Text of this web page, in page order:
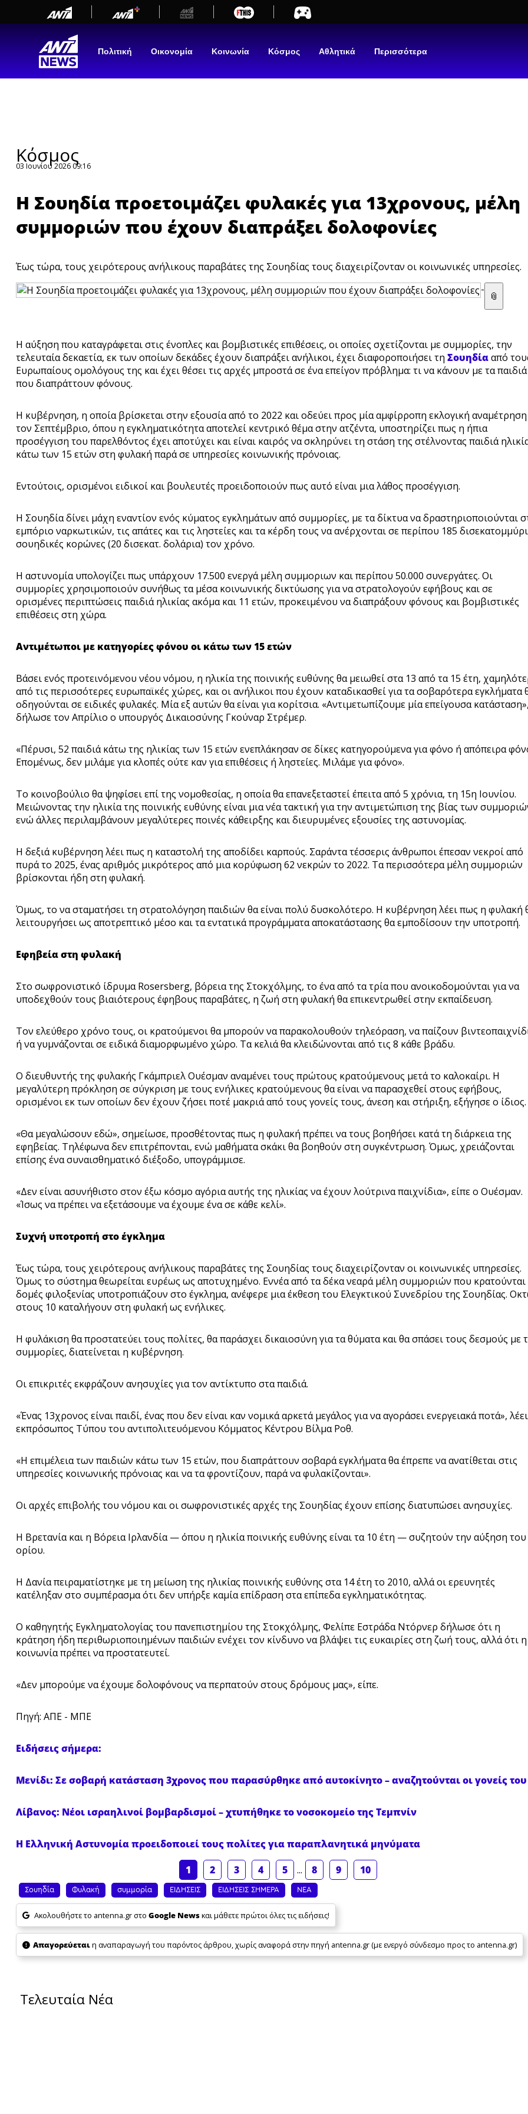
newbeta.ant1news.gr
Πολιτική Οικονομία Κοινωνία Κόσμος Αθλητικά Περισσότερα
Κόσμος
03 Ιουνίου 2026 09:16
Η Σουηδία προετοιμάζει φυλακές για 13χρονους, μέλη
συμμοριών που έχουν διαπράξει δολοφονίες
Έως τώρα, τους χειρότερους ανήλικους παραβάτες της Σουηδίας τους διαχειρίζονταν οι κοινωνικές υπηρεσίες.
-
📎
Η αύξηση που καταγράφεται στις ένοπλες και βομβιστικές επιθέσεις, οι οποίες σχετίζονται με συμμορίες, την
τελευταία δεκαετία, εκ των οποίων δεκάδες έχουν διαπράξει ανήλικοι, έχει διαφοροποιήσει τη Σουηδίααπό
Ευρωπαίους ομολόγους της και έχει θέσει τις αρχές μπροστά σε ένα επείγον πρόβλημα: τι να κάνουν με τα παιδιά
που διαπράττουν φόνους.
Η κυβέρνηση, η οποία βρίσκεται στην εξουσία από το 2022 και οδεύει προς μία αμφίρροπη εκλογική αναμέτρηση
τον Σεπτέμβριο, όπου η εγκληματικότητα αποτελεί κεντρικό θέμα στην ατζέντα, υποστηρίζει πως η ήπια
προσέγγιση του παρελθόντος έχει αποτύχει και είναι καιρός να σκληρύνει τη στάση της στέλνοντας παιδιά
κάτω των 15 ετών στη φυλακή παρά σε υπηρεσίες κοινωνικής πρόνοιας.
Εντούτοις, ορισμένοι ειδικοί και βουλευτές προειδοποιούν πως αυτό είναι μια λάθος προσέγγιση.
Η Σουηδία δίνει μάχη εναντίον ενός κύματος εγκλημάτων από συμμορίες, με τα δίκτυα να δραστηριοποιούνται
εμπόριο ναρκωτικών, τις απάτες και τις ληστείες και τα κέρδη τους να ανέρχονται σε περίπου 185
σουηδικές κορώνες (20 δισεκατ. δολάρια) τον χρόνο.
Η αστυνομία υπολογίζει πως υπάρχουν 17.500 ενεργά μέλη συμμοριων και περίπου 50.000 συνεργάτες. Οι
συμμορίες χρησιμοποιούν συνήθως τα μέσα κοινωνικής δικτύωσης για να στρατολογούν εφήβους και σε
ορισμένες περιπτώσεις παιδιά ηλικίας ακόμα και 11 ετών, προκειμένου να διαπράξουν φόνους και βομβιστικές
επιθέσεις στη χώρα.
Αντιμέτωποι με κατηγορίες φόνου οι κάτω των 15 ετών
Βάσει ενός προτεινόμενου νέου νόμου, η ηλικία της ποινικής ευθύνης θα μειωθεί στα 13 από τα 15 έτη,
από τις περισσότερες ευρωπαϊκές χώρες, και οι ανήλικοι που έχουν καταδικασθεί για τα σοβαρότερα εγκλήματα
οδηγούνται σε ειδικές φυλακές. Μία εξ αυτών θα είναι για κορίτσια. «Αντιμετωπίζουμε μία επείγουσα κατάσταση»,
δήλωσε τον Απρίλιο ο υπουργός Δικαιοσύνης Γκούναρ Στρέμερ.
«Πέρυσι, 52 παιδιά κάτω της ηλικίας των 15 ετών ενεπλάκησαν σε δίκες κατηγορούμενα για φόνο ή απόπειρα
Επομένως, δεν μιλάμε για κλοπές ούτε καν για επιθέσεις ή ληστείες. Μιλάμε για φόνο».
To κοινοβούλιο θα ψηφίσει επί της νομοθεσίας, η οποία θα επανεξεταστεί έπειτα από 5 χρόνια, τη 15η Ιουνίου.
Μειώνοντας την ηλικία της ποινικής ευθύνης είναι μια νέα τακτική για την αντιμετώπιση της βίας των
ενώ άλλες περιλαμβάνουν μεγαλύτερες ποινές κάθειρξης και διευρυμένες εξουσίες της αστυνομίας.
H δεξιά κυβέρνηση λέει πως η καταστολή της αποδίδει καρπούς. Σαράντα τέσσερις άνθρωποι έπεσαν νεκροί από
πυρά το 2025, ένας αριθμός μικρότερος από μια κορύφωση 62 νεκρών το 2022. Τα περισσότερα μέλη συμμοριών
βρίσκονται ήδη στη φυλακή.
Όμως, το να σταματήσει τη στρατολόγηση παιδιών θα είναι πολύ δυσκολότερο. Η κυβέρνηση λέει πως η φυλακή
λειτουργήσει ως αποτρεπτικό μέσο και τα εντατικά προγράμματα αποκατάστασης θα εμποδίσουν την υποτροπή.
Εφηβεία στη φυλακή
Στο σωφρονιστικό ίδρυμα Rosersberg, βόρεια της Στοκχόλμης, το ένα από τα τρία που ανοικοδομούνται για να
υποδεχθούν τους βιαιότερους έφηβους παραβάτες, η ζωή στη φυλακή θα επικεντρωθεί στην εκπαίδευση.
Τον ελεύθερο χρόνο τους, οι κρατούμενοι θα μπορούν να παρακολουθούν τηλεόραση, να παίζουν
ή να γυμνάζονται σε ειδικά διαμορφωμένο χώρο. Τα κελιά θα κλειδώνονται από τις 8 κάθε βράδυ.
Ο διευθυντής της φυλακής Γκάμπριελ Ουέσμαν αναμένει τους πρώτους κρατούμενους μετά το καλοκαίρι. Η
μεγαλύτερη πρόκληση σε σύγκριση με τους ενήλικες κρατούμενους θα είναι να παρασχεθεί στους εφήβους,
ορισμένοι εκ των οποίων δεν έχουν ζήσει ποτέ μακριά από τους γονείς τους, άνεση και στήριξη, εξήγησε ο ίδιος.
«Θα μεγαλώσουν εδώ», σημείωσε, προσθέτοντας πως η φυλακή πρέπει να τους βοηθήσει κατά τη διάρκεια της
εφηβείας. Τηλέφωνα δεν επιτρέπονται, ενώ μαθήματα σκάκι θα βοηθούν στη συγκέντρωση. Όμως, χρειάζονται
επίσης ένα συναισθηματικό διέξοδο, υπογράμμισε.
«Δεν είναι ασυνήθιστο στον έξω κόσμο αγόρια αυτής της ηλικίας να έχουν λούτρινα παιχνίδια», είπε ο Ουέσμαν.
«Ίσως να πρέπει να εξετάσουμε να έχουμε ένα σε κάθε κελί».
Συχνή υποτροπή στο έγκλημα
Έως τώρα, τους χειρότερους ανήλικους παραβάτες της Σουηδίας τους διαχειρίζονταν οι κοινωνικές υπηρεσίες.
Όμως το σύστημα θεωρείται ευρέως ως αποτυχημένο. Εννέα από τα δέκα νεαρά μέλη συμμοριών που κρατούνται
δομές φιλοξενίας υποτροπιάζουν στο έγκλημα, ανέφερε μια έκθεση του Ελεγκτικού Συνεδρίου της Σουηδίας.
στους 10 καταλήγουν στη φυλακή ως ενήλικες.
Η φυλάκιση θα προστατεύει τους πολίτες, θα παράσχει δικαιοσύνη για τα θύματα και θα σπάσει τους δεσμούς με
συμμορίες, διατείνεται η κυβέρνηση.
Οι επικριτές εκφράζουν ανησυχίες για τον αντίκτυπο στα παιδιά.
«Ένας 13χρονος είναι παιδί, ένας που δεν είναι καν νομικά αρκετά μεγάλος για να αγοράσει ενεργειακά ποτά»,
εκπρόσωπος Τύπου του αντιπολιτευόμενου Κόμματος Κέντρου Βίλμα Ροθ.
«Η επιμέλεια των παιδιών κάτω των 15 ετών, που διαπράττουν σοβαρά εγκλήματα θα έπρεπε να ανατίθεται στις
υπηρεσίες κοινωνικής πρόνοιας και να τα φροντίζουν, παρά να φυλακίζονται».
Οι αρχές επιβολής του νόμου και οι σωφρονιστικές αρχές της Σουηδίας έχουν επίσης διατυπώσει ανησυχίες.
Η Βρετανία και η Βόρεια Ιρλανδία — όπου η ηλικία ποινικής ευθύνης είναι τα 10 έτη — συζητούν την αύξηση του
ορίου.
Η Δανία πειραματίστηκε με τη μείωση της ηλικίας ποινικής ευθύνης στα 14 έτη το 2010, αλλά οι ερευνητές
κατέληξαν στο συμπέρασμα ότι δεν υπήρξε καμία επίδραση στα επίπεδα εγκληματικότητας.
Ο καθηγητής Εγκληματολογίας του πανεπιστημίου της Στοκχόλμης, Φελίπε Εστράδα Ντόρνερ δήλωσε ότι η
κράτηση ήδη περιθωριοποιημένων παιδιών ενέχει τον κίνδυνο να βλάψει τις ευκαιρίες στη ζωή τους, αλλά ότι η
κοινωνία πρέπει να προστατευτεί.
«Δεν μπορούμε να έχουμε δολοφόνους να περπατούν στους δρόμους μας», είπε.
Πηγή: ΑΠΕ - ΜΠΕ
Ειδήσεις σήμερα:
Μενίδι: Σε σοβαρή κατάσταση 3χρονος που παρασύρθηκε από αυτοκίνητο – αναζητούνται οι γονείς του
Λίβανος: Νέοι ισραηλινοί βομβαρδισμοί – χτυπήθηκε το νοσοκομείο της Τεμπνίν
Η Ελληνική Αστυνομία προειδοποιεί τους πολίτες για παραπλανητικά μηνύματα
1
2 3 4 5 ... 8 9 10
Σουηδία Φυλακή συμμορία ΕΙΔΗΣΕΙΣ ΕΙΔΗΣΕΙΣ ΣΗΜΕΡΑ ΝΕΑ
Ακολουθήστε το antenna.gr στο Google Newsκαι μάθετε πρώτοι όλες τις ειδήσεις!
Απαγορεύεταιη αναπαραγωγή του παρόντος άρθρου, χωρίς αναφορά στην πηγή antenna.gr (με ενεργό σύνδεσμο προς το antenna.gr)
Τελευταία Νέα